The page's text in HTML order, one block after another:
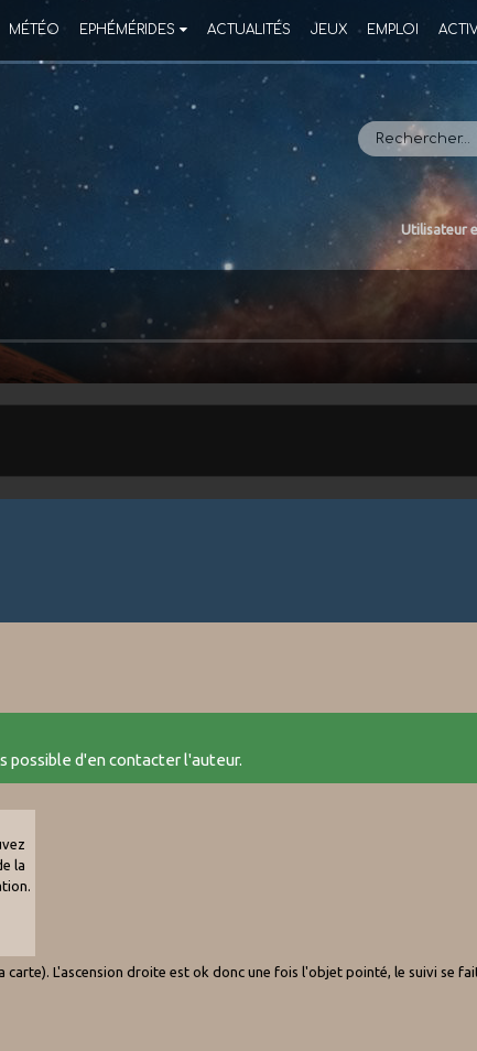
MÉTÉO EPHÉMÉRIDES ACTUALITÉS JEUX EMPLOI
Utilisateur
possible d'en contacter l'auteur.
la
L'ascension droite est ok donc une fois l'objet pointé, le suivi se